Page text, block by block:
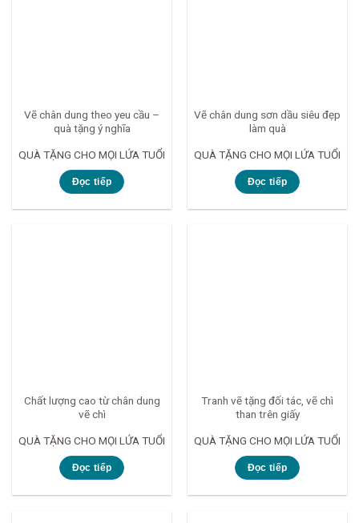
Vẽ chân dung theo yeu cầu –
quà tặng ý nghĩa
QUÀ TẶNG CHO MỌI LỨA TUỔI
Đọc tiếp
Vẽ chân dung sơn dầu siêu đẹp
làm quà
QUÀ TẶNG CHO MỌI LỨA TUỔI
Đọc tiếp
Chất lượng cao từ chân dung
vẽ chì
QUÀ TẶNG CHO MỌI LỨA TUỔI
Đọc tiếp
Tranh vẽ tặng đối tác, vẽ chì
than trên giấy
QUÀ TẶNG CHO MỌI LỨA TUỔI
Đọc tiếp